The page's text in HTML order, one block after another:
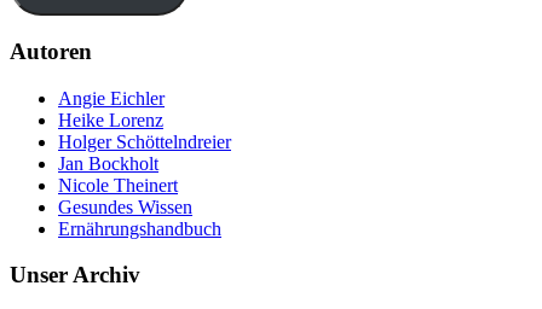
Autoren
Angie Eichler
Heike Lorenz
Holger Schöttelndreier
Jan Bockholt
Nicole Theinert
Gesundes Wissen
Ernährungshandbuch
Unser Archiv